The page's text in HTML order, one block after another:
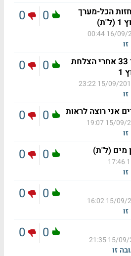
הכל-מערך
16/09/
0
0
רפורמה בערוץ 33 אחרי הצלחת
1
15/09/2011
0
0
אני רוצה לראות
15/09/2011
0
0
מים (ל"ת) 0
0
15/09/
0
0
15/09/
זו
0
0